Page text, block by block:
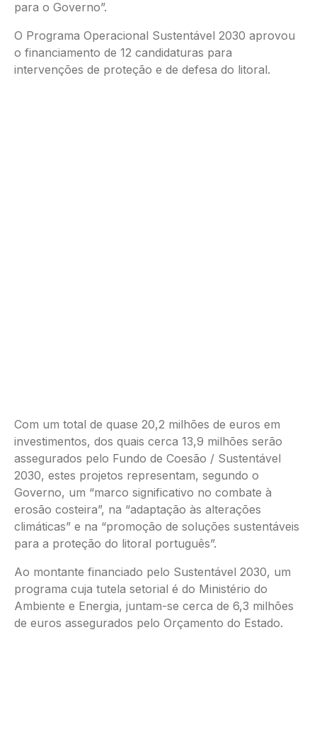
para o Governo”.
O Programa Operacional Sustentável 2030 aprovou
o financiamento de 12 candidaturas para
intervenções de proteção e de defesa do litoral.
Com um total de quase 20,2 milhões de euros em
investimentos, dos quais cerca 13,9 milhões serão
assegurados pelo Fundo de Coesão / Sustentável
2030, estes projetos representam, segundo o
Governo, um “marco significativo no combate à
erosão costeira”, na “adaptação às alterações
climáticas” e na “promoção de soluções sustentáveis
para a proteção do litoral português”.
Ao montante financiado pelo Sustentável 2030, um
programa cuja tutela setorial é do Ministério do
Ambiente e Energia, juntam-se cerca de 6,3 milhões
de euros assegurados pelo Orçamento do Estado.